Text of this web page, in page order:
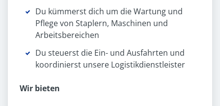
Du kümmerst dich um die Wartung und
Pflege von Staplern, Maschinen und
Arbeitsbereichen
Du steuerst die Ein- und Ausfahrten und
koordinierst unsere Logistikdienstleister
Wir bieten